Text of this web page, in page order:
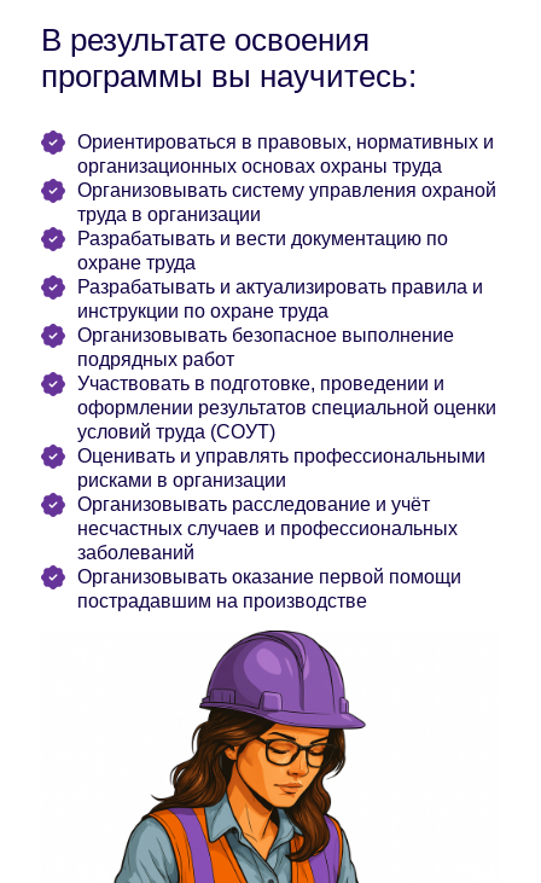
В результате освоения
программы вы научитесь:
Ориентироваться в правовых, нормативных и
организационных основах охраны труда
Организовывать систему управления охраной
труда в организации
Разрабатывать и вести документацию по
охране труда
Разрабатывать и актуализировать правила и
инструкции по охране труда
Организовывать безопасное выполнение
подрядных работ
Участвовать в подготовке, проведении и
оформлении результатов специальной оценки
условий труда (СОУТ)
Оценивать и управлять профессиональными
рисками в организации
Организовывать расследование и учёт
несчастных случаев и профессиональных
заболеваний
Организовывать оказание первой помощи
пострадавшим на производстве